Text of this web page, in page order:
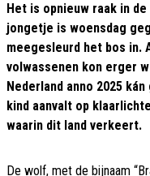
Het is opnieuw raak in
jongetje is woensdag
meegesleurd het bos in.
volwassenen kon erger
Nederland anno 2025
kind aanvalt op
waarin dit land verkeert.
De wolf, met de bijnaam